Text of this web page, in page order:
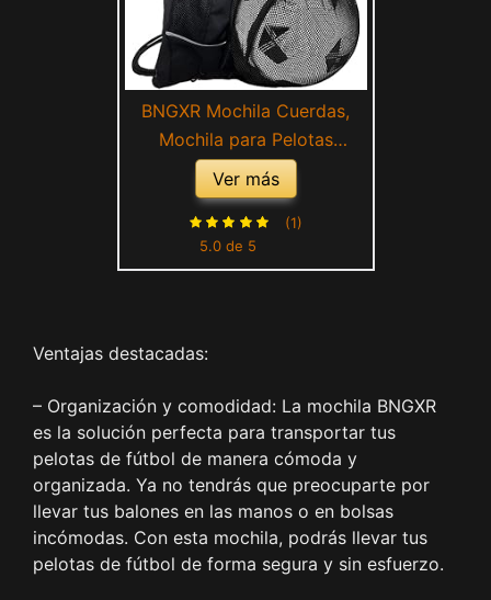
BNGXR Mochila Cuerdas,
Mochila para Pelotas
Mochila de Baloncesto
Puede Llaves, hervidor de
Agua Mochila Deporte
Puede Almacenar Balones
Ver más
5.0 de 5
(1)
Ventajas destacadas:
– Organización y comodidad: La mochila BNGXR
es la solución perfecta para transportar tus
pelotas de fútbol de manera cómoda y
organizada. Ya no tendrás que preocuparte por
llevar tus balones en las manos o en bolsas
incómodas. Con esta mochila, podrás llevar tus
pelotas de fútbol de forma segura y sin esfuerzo.